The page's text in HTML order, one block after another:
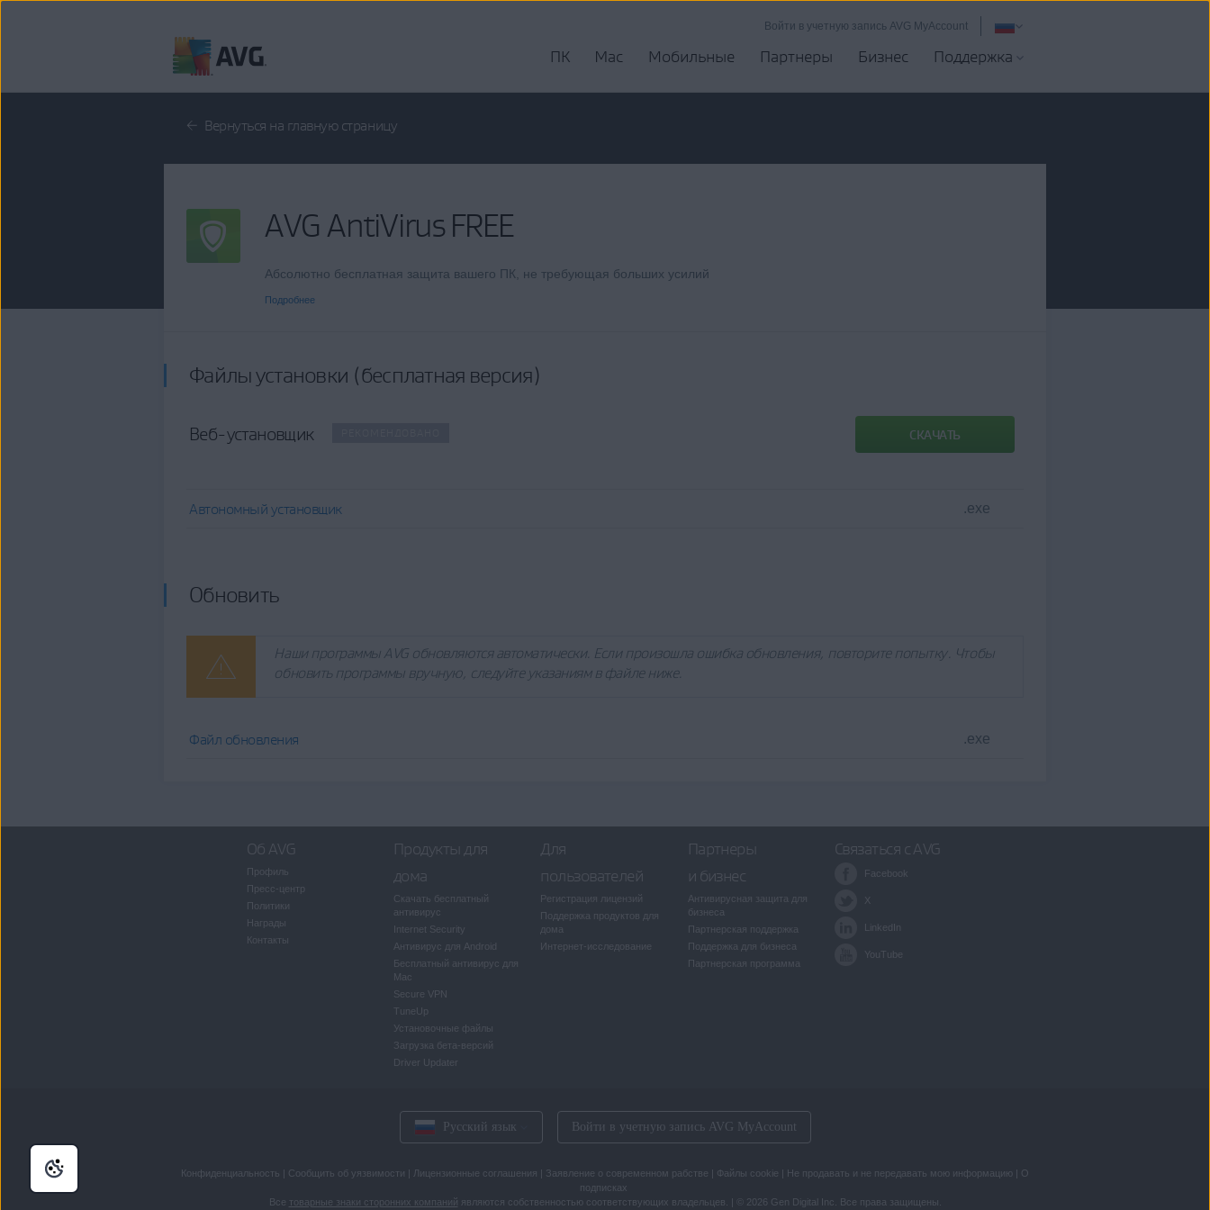
Войти в учетную запись AVG MyAccount
содержимому
ПК Mac Мобильные Партнеры Бизнес Поддержка
Вернуться на главную страницу
AVG AntiVirus FREE
Абсолютно бесплатная защита вашего ПК, не требующая больших усилий
Подробнее
Файлы установки (бесплатная версия)
Веб-установщик СКАЧАТЬ
Автономный установщик .exe
Обновить
Наши программы AVG обновляются автоматически. Если произошла ошибка обновления, повторите попытку. Чтобы
обновить программы вручную, следуйте указаниям в файле ниже.
Файл обновления .exe
Об AVG
Профиль
Пресс-центр
Политики
Награды
Контакты
Продукты для
дома
Скачать бесплатный
антивирус
Internet Security
Антивирус для Android
Бесплатный антивирус для
Mac
Secure VPN
TuneUp
Установочные файлы
Загрузка бета-версий
Driver Updater
Для
пользователей
Регистрация лицензий
Поддержка продуктов для
дома
Интернет-исследование
Партнеры
и бизнес
Антивирусная защита для
бизнеса
Партнерская поддержка
Поддержка для бизнеса
Партнерская программа
Связаться с AVG
Facebook
X
LinkedIn
YouTube
Русский язык Войти в учетную запись AVG MyAccount
Конфиденциальность | Сообщить об уязвимости | Лицензионные соглашения | Заявление о современном рабстве | Файлы cookie | Не продавать и не передавать мою информацию | О
подписках
Все
товарные знаки сторонних компаний являются собственностью соответствующих владельцев. | © 2026 Gen Digital Inc. Все права защищены.